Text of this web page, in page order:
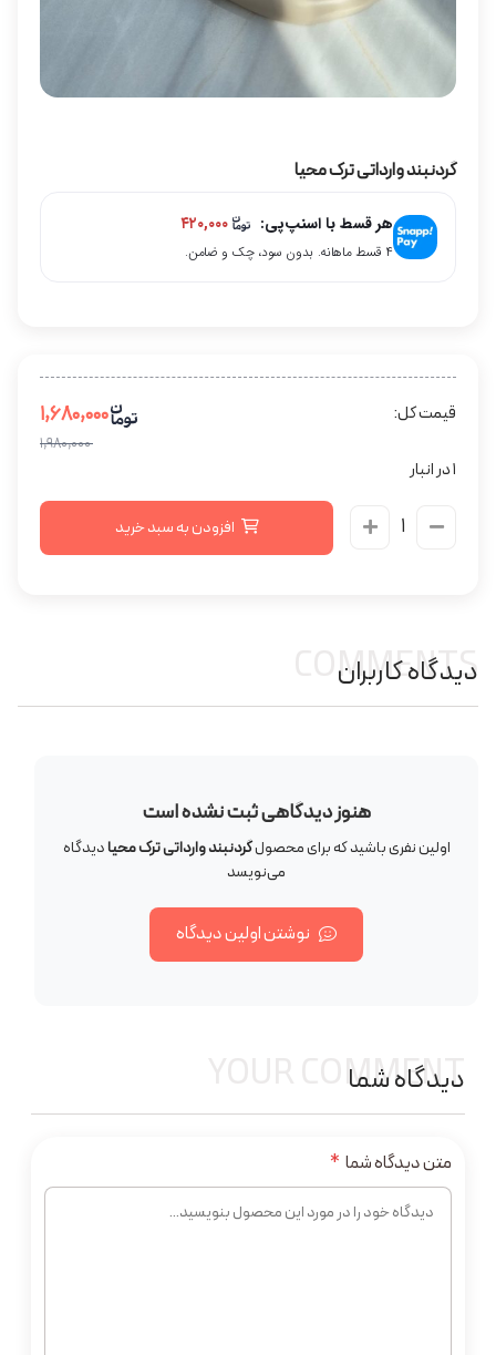
گردنبند وارداتی ترک محیا
هر قسط با اسنپ‌پی:
۴ قسط ماهانه. بدون سود، چک و ضامن.
قیمت کل:
۱,۹۸۰,۰۰۰
1 در انبار
افزودن به سبد خرید
دیدگاه کاربران
COMMENTS
هنوز دیدگاهی ثبت نشده است
اولین نفری باشید که برای محصولگردنبند وارداتی ترک محیادیدگاه
می‌نویسد
نوشتن اولین دیدگاه
دیدگاه شما
YOUR COMMENT
متن دیدگاه شما *